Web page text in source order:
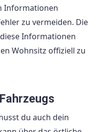
Informationen
zu vermeiden. Die
Informationen
Wohnsitz offiziell zu
du auch dein